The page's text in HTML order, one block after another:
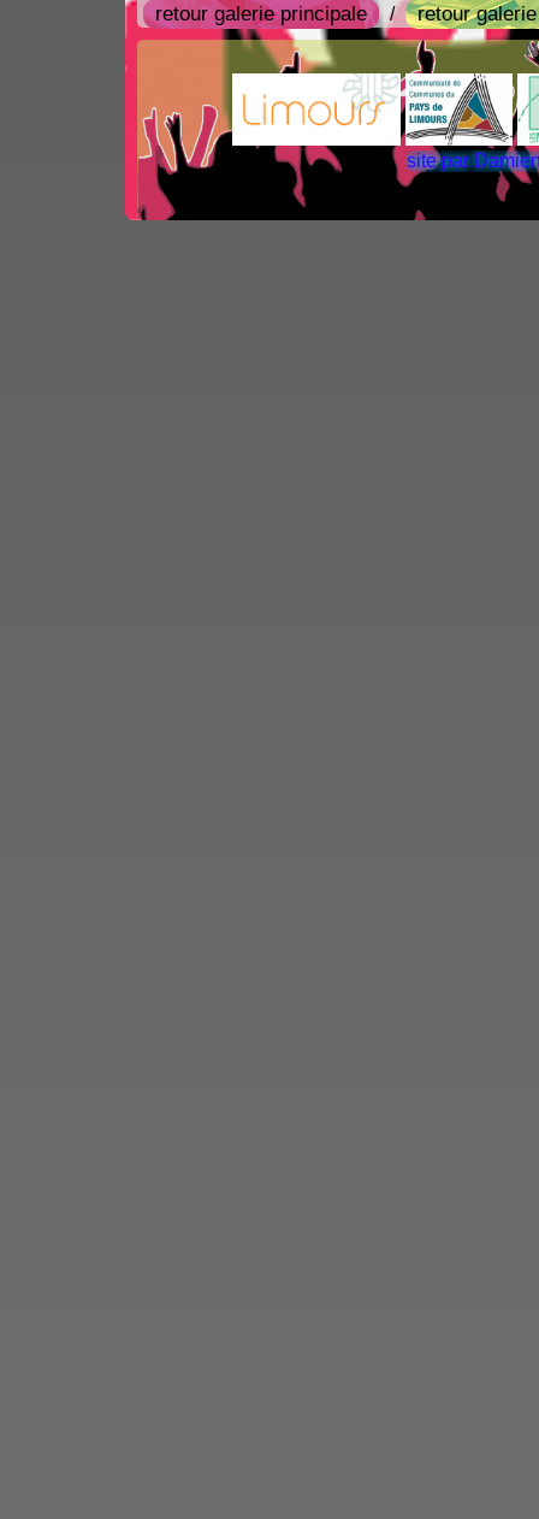
retour galerie principale / retour
site par